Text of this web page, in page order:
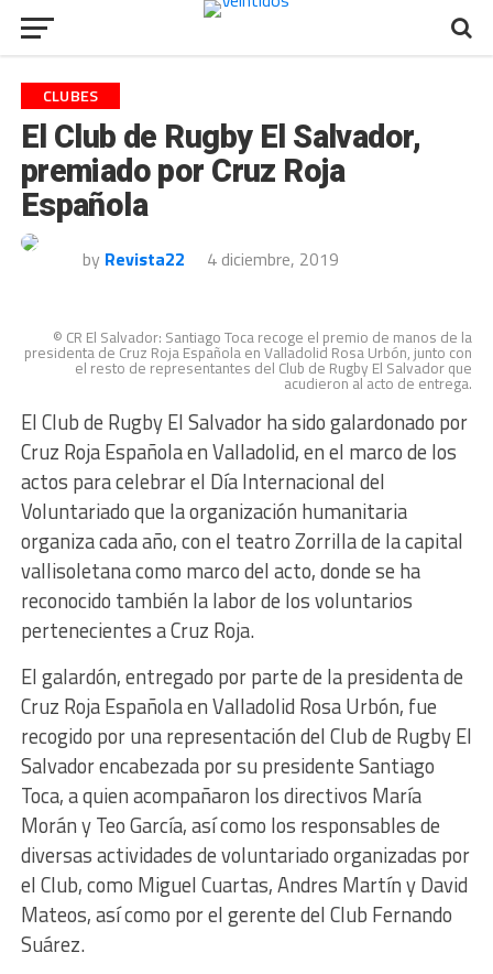
CLUBES
El Club de Rugby El Salvador,
premiado por Cruz Roja
Española
by Revista22 4 diciembre, 2019
© CR El Salvador: Santiago Toca recoge el premio de manos de la
presidenta de Cruz Roja Española en Valladolid Rosa Urbón, junto con
el resto de representantes del Club de Rugby El Salvador que
acudieron al acto de entrega.
El Club de Rugby El Salvador ha sido galardonado por
Cruz Roja Española en Valladolid, en el marco de los
actos para celebrar el Día Internacional del
Voluntariado que la organización humanitaria
organiza cada año, con el teatro Zorrilla de la capital
vallisoletana como marco del acto, donde se ha
reconocido también la labor de los voluntarios
pertenecientes a Cruz Roja.
El galardón, entregado por parte de la presidenta de
Cruz Roja Española en Valladolid Rosa Urbón, fue
recogido por una representación del Club de Rugby El
Salvador encabezada por su presidente Santiago
Toca, a quien acompañaron los directivos María
Morán y Teo García, así como los responsables de
diversas actividades de voluntariado organizadas por
el Club, como Miguel Cuartas, Andres Martín y David
Mateos, así como por el gerente del Club Fernando
Suárez.